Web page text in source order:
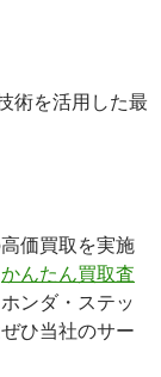
術を活用した最
価買取を実施
かんたん買取査
ンダ・ステッ
ひ当社のサー